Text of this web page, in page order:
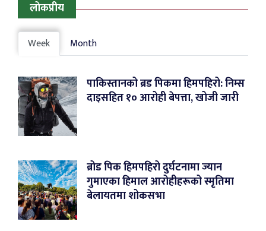
लोकप्रीय
Week Month
पाकिस्तानको ब्रड पिकमा हिमपहिरो: निम्स
दाइसहित १० आरोही बेपत्ता, खोजी जारी
ब्रोड पिक हिमपहिरो दुर्घटनामा ज्यान
गुमाएका हिमाल आरोहीहरूको स्मृतिमा
बेलायतमा शोकसभा